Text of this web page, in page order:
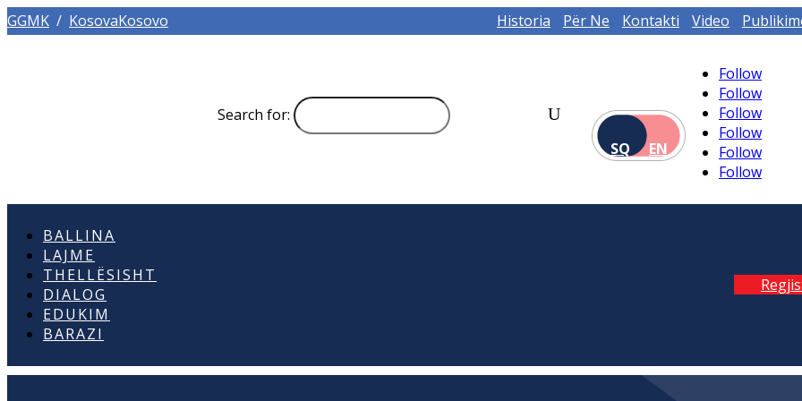
GGMK / KosovaKosovo Historia Për Ne Kontakti Video
Search for:
SQ
EN
Follow
Follow
Follow
Follow
Follow
Follow
BALLINA
LAJME
THELLËSISHT
DIALOG
EDUKIM
BARAZI